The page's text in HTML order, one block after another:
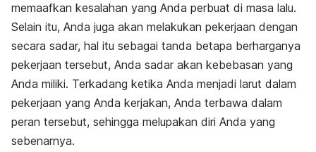
memaafkan kesalahan yang Anda perbuat di masa lalu.
Selain itu, Anda juga akan melakukan pekerjaan dengan
secara sadar, hal itu sebagai tanda betapa berharganya
pekerjaan tersebut, Anda sadar akan kebebasan yang
Anda miliki. Terkadang ketika Anda menjadi larut dalam
pekerjaan yang Anda kerjakan, Anda terbawa dalam
peran tersebut, sehingga melupakan diri Anda yang
sebenarnya.